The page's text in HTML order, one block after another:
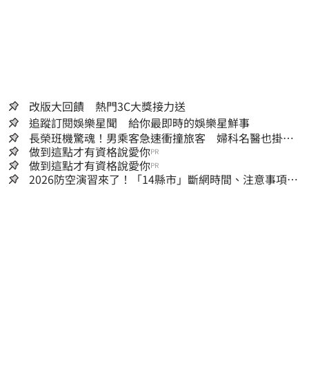
改版大回饋 熱門3C大獎接力送
追蹤訂閱娛樂星聞 給你最即時的娛樂星鮮事
長榮班機驚魂！男乘客急速衝撞旅客 婦科名醫也掛
彩：全機卡半小時
做到這點才有資格說愛你PR
做到這點才有資格說愛你PR
2026防空演習來了！「14縣市」斷網時間、注意事項一